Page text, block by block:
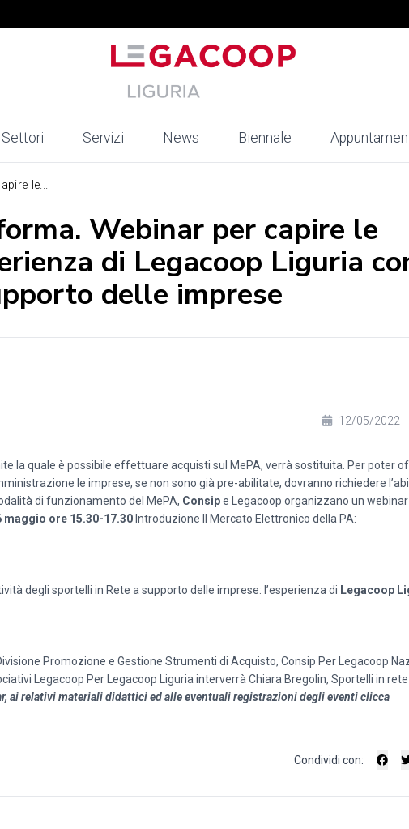
Settori Servizi News Biennale
le...
Webinar per capire le
di Legacoop Liguria
delle imprese
12/05/2022
la quale è possibile effettuare acquisti sul MePA, verrà sostituita. Per poter
le imprese, se non sono già pre-abilitate, dovranno richiedere
di funzionamento del MePA, Consipe Legacoop organizzano un
maggio ore 15.30-17.30 Introduzione Il Mercato Elettronico della PA:
degli sportelli in Rete a supporto delle imprese: l’esperienza di Legacoop
Promozione e Gestione Strumenti di Acquisto, Consip Per Legacoop
Legacoop Per Legacoop Liguria interverrà Chiara Bregolin, Sportelli in rete
ai relativi materiali didattici ed alle eventuali registrazioni degli eventi clicca
Condividi con: